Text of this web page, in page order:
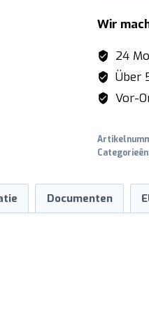
EF10
aantal
Wir
24
Über
Vor-
Documenten